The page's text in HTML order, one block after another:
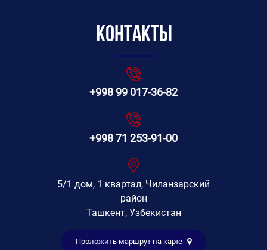
Контакты
+998 99 017-36-82
+998 71 253-91-00
5/1 дом, 1 квартал, Чиланзарский
район
Ташкент, Узбекистан
Проложить маршрут на карте